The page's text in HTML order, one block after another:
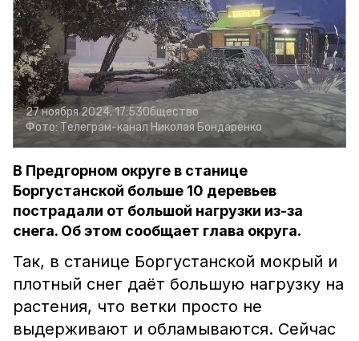
27 ноября 2024, 17:53Общество
Фото: Телеграм-канал Николая Бондаренко
В Предгорном округе в станице
Боргустанской больше 10 деревьев
пострадали от большой нагрузки из-за
снега. Об этом сообщает глава округа.
Так, в станице Боргустанской мокрый и
плотный снег даёт большую нагрузку на
растения, что ветки просто не
выдерживают и обламываются. Сейчас